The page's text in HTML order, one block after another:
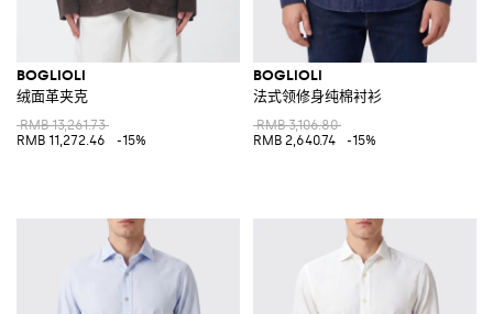
BOGLIOLI
绒面革夹克
RMB 13,261.73
RMB 11,272.46
-15%
BOGLIOLI
法式领修身纯棉衬衫
RMB 3,106.80
RMB 2,640.74
-15%